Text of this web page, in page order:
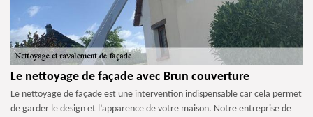
Le nettoyage de façade avec Brun couverture
Le nettoyage de façade est une intervention indispensable car cela permet
de garder le design et l’apparence de votre maison. Notre entreprise de